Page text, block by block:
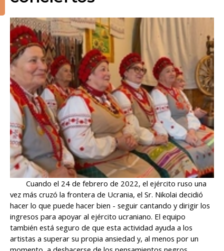
Cuando el 24 de febrero de 2022, el ejército ruso una
vez más cruzó la frontera de Ucrania, el Sr. Nikolai decidió
hacer lo que puede hacer bien - seguir cantando y dirigir los
ingresos para apoyar al ejército ucraniano. El equipo
también está seguro de que esta actividad ayuda a los
artistas a superar su propia ansiedad y, al menos por un